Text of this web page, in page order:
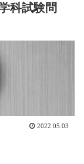
科試験問
2022.05.03